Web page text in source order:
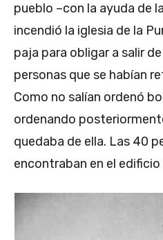
pueblo –con la ayuda de
incendió la iglesia de la
paja para obligar a salir
personas que se habían
Como no salían ordenó
ordenando
quedaba de ella. Las 40
encontraban en el edificio